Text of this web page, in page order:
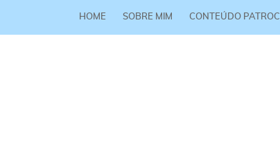
HOME SOBRE MIM CONTEÚDO